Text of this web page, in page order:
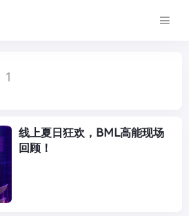
1
线上夏日狂欢，BML高能现场
回顾！